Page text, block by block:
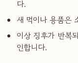
다.
새 먹이나 용품은
이상 징후가 반복
인합니다.